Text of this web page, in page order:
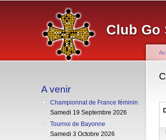
Club Go
A venir
Championnat de France féminin
Samedi 19 Septembre 2026
Tournoi de Bayonne
Samedi 3 Octobre 2026